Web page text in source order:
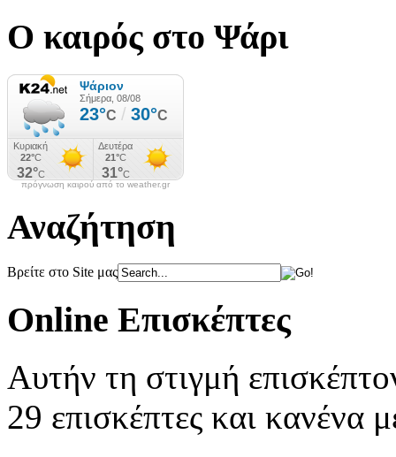
Ο καιρός στο Ψάρι
πρόγνωση καιρού από το weather.gr
Αναζήτηση
Βρείτε στο Site μας
Online Επισκέπτες
Αυτήν τη στιγμή
29 επισκέπτες και κανένα